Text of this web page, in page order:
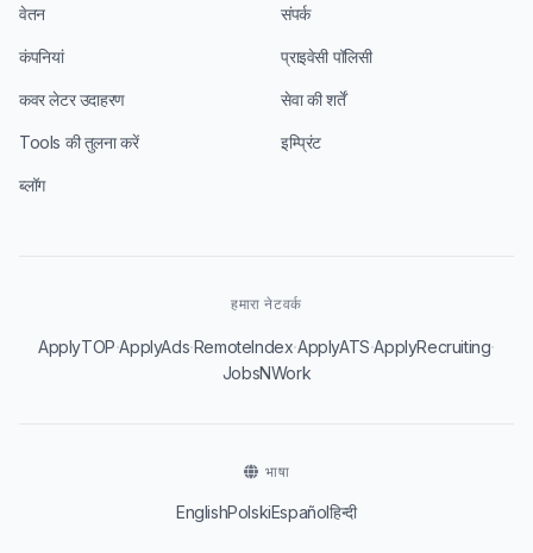
वेतन
कंपनियां
कवर लेटर उदाहरण
Tools की तुलना करें
ब्लॉग
संपर्क
प्राइवेसी पॉलिसी
सेवा की शर्तें
इम्प्रिंट
हमारा नेटवर्क
ApplyTOP·ApplyAds·RemoteIndex·ApplyATS·ApplyRecruiting·
JobsNWork
भाषा
EnglishPolskiEspañolहिन्दी